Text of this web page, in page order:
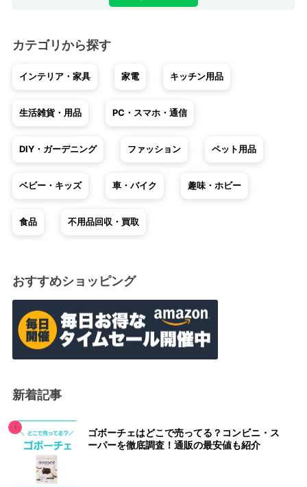
カテゴリから探す
インテリア・家具 家電 キッチン用品
生活雑貨・用品 PC・スマホ・通信
DIY・ガーデニング ファッション ペット用品
ベビー・キッズ 車・バイク 趣味・ホビー
食品 不用品回収・買取
おすすめショッピング
新着記事
ゴボーチェはどこで売ってる？コンビニ・ス
ーパーを徹底調査！通販の最安値も紹介